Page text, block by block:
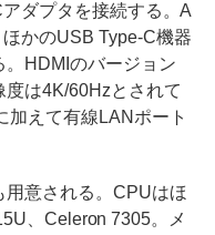
ダプタを接続する。A
かのUSB Type-C機器
HDMIのバージョン
は4K/60Hzとされて
加えて有線LANポート
意される。CPUはほ
、Celeron 7305。メ